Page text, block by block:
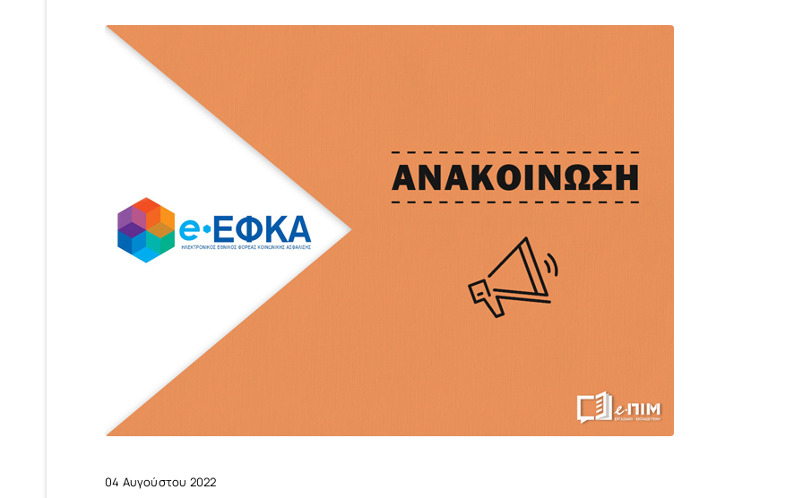
04 Αυγούστου 2022